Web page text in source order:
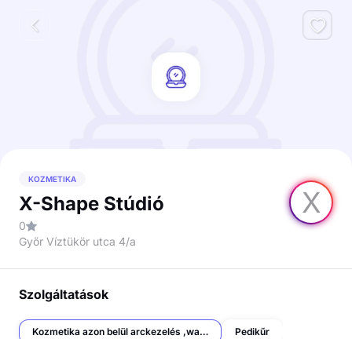
X
KOZMETIKA
X-Shape Stúdió
0
Győr Víztükör utca 4/a
Szolgáltatások
Kozmetika azon belül arckezelés ,waxolás, szempillalifting és szemöldöklaminálás Pedikűr